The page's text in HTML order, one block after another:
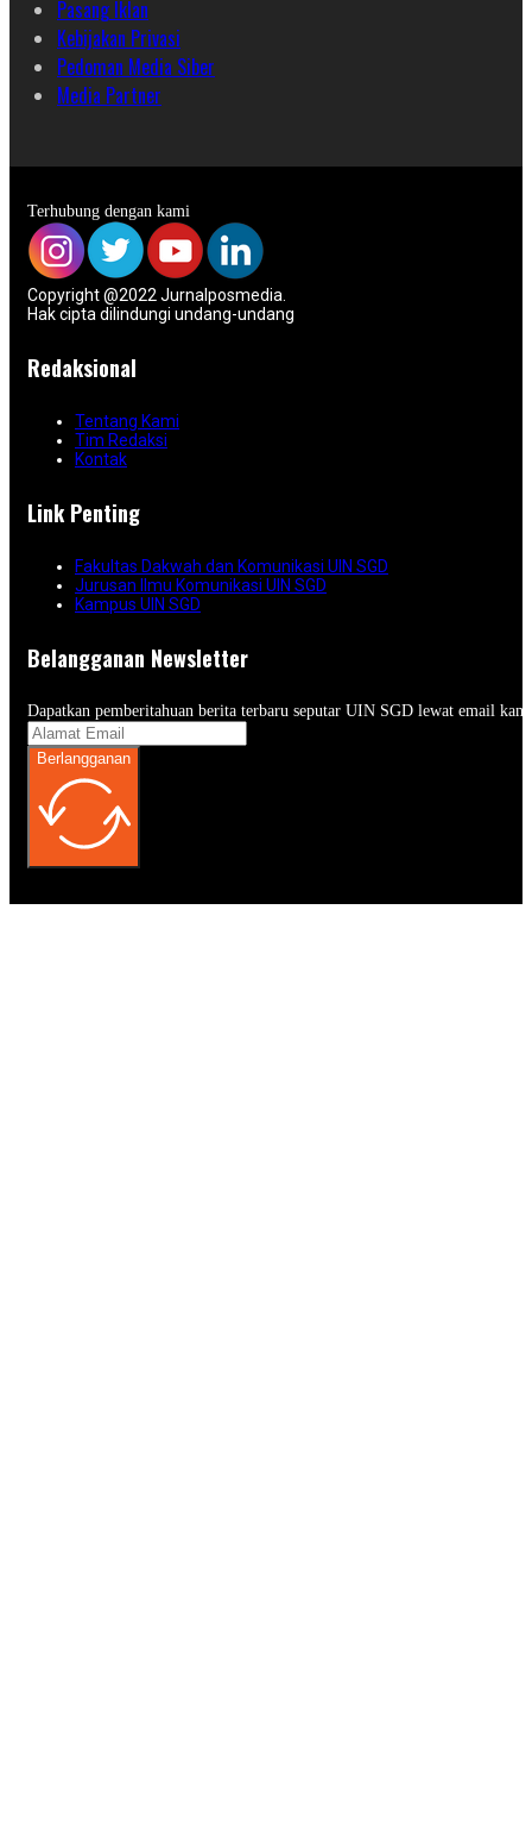
Pasang Iklan
Kebijakan Privasi
Pedoman Media Siber
Media Partner
Terhubung dengan kami
Copyright @2022 Jurnalposmedia.
Hak cipta dilindungi undang-undang
Redaksional
Tentang Kami
Tim Redaksi
Kontak
Link Penting
Fakultas Dakwah dan Komunikasi UIN SGD
Jurusan Ilmu Komunikasi UIN SGD
Kampus UIN SGD
Belangganan Newsletter
Dapatkan pemberitahuan berita terbaru seputar UIN SGD lewat email
Berlangganan